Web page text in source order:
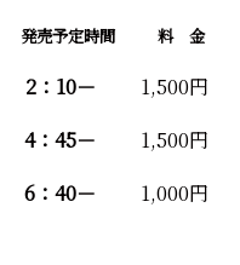
発売予定時間 料 金
2：10－ 1,500円
4：45－ 1,500円
6：40－ 1,000円